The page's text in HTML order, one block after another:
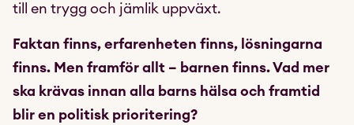
till en trygg och jämlik uppväxt.
Faktan finns, erfarenheten finns, lösningarna
finns. Men framför allt – barnen finns. Vad mer
ska krävas innan alla barns hälsa och framtid
blir en politisk prioritering?